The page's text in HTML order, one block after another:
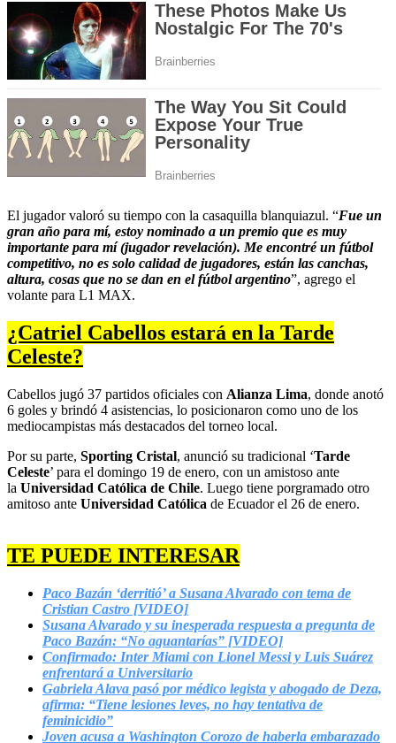
El jugador valoró su tiempo con la casaquilla blanquiazul. “Fue un
gran año para mí, estoy nominado a un premio que es muy
importante para mí (jugador revelación). Me encontré un fútbol
competitivo, no es solo calidad de jugadores, están las canchas,
altura, cosas que no se dan en el fútbol argentino”, agrego el
volante para L1 MAX.
¿Catriel Cabellos estará en la Tarde
Celeste?
Cabellos jugó 37 partidos oficiales con Alianza Lima, donde anotó
6 goles y brindó 4 asistencias, lo posicionaron como uno de los
mediocampistas más destacados del torneo local.
Por su parte, Sporting Cristal, anunció su tradicional ‘Tarde
Celeste’ para el domingo 19 de enero, con un amistoso ante
la Universidad Católica de Chile. Luego tiene porgramado otro
amitoso ante Universidad Católica de Ecuador el 26 de enero.
TE PUEDE INTERESAR
Paco Bazán ‘derritió’ a Susana Alvarado con tema de
Cristian Castro [VIDEO]
Susana Alvarado y su inesperada respuesta a pregunta de
Paco Bazán: “No aguantarías” [VIDEO]
Confirmado: Inter Miami con Lionel Messi y Luis Suárez
enfrentará a Universitario
Gabriela Alava pasó por médico legista y abogado de Deza,
afirma: “Tiene lesiones leves, no hay tentativa de
feminicidio”
Joven acusa a Washington Corozo de haberla embarazado